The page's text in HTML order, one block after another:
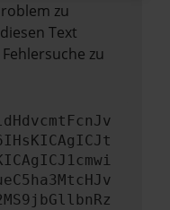
zu
Text
zu